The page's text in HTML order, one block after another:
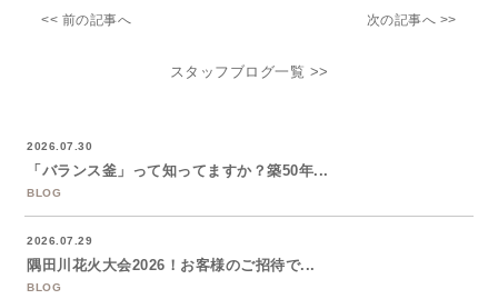
<< 前の記事へ 次の記事へ >>
スタッフブログ一覧 >>
2026.07.30
「バランス釜」って知ってますか？築50年...
BLOG
2026.07.29
隅田川花火大会2026！お客様のご招待で...
BLOG